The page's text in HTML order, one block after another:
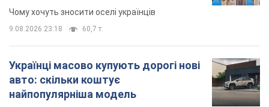
знесення будинків
Чому хочуть зносити оселі українців
9.08.2026 23:18 60,7 т.
Українці масово купують дорогі нові
авто: скільки коштує
найпопулярніша модель